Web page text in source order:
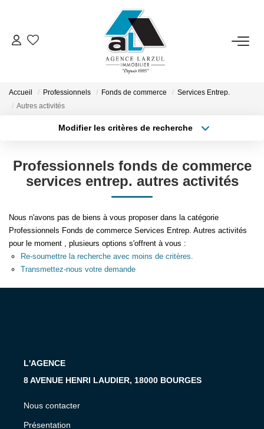
VENTES
LOCATIONS
GESTION
ESTIMATION
PROMOTION
NOTRE AGENCE
Présentation
Accueil Professionnels Fonds de commerce
Services Entrep.
Autres activités
Modifier les critères de recherche
Sélectionnez...
Type de bien
Surface min
Créer une alerte
Professionnels fonds de commerce
services entrep. autres activités
Nous n'avons pas de biens à vous proposer dans la catégorie
Professionnels Fonds de commerce Services Entrep. Autres activités
pour le moment , plusieurs options s'offrent à vous :
Re-soumettre la recherche avec moins de critères.
Transmettez-nous votre demande
L'AGENCE
8 AVENUE HENRI LAUDIER, 18000 BOURGES
Nous contacter
Présentation